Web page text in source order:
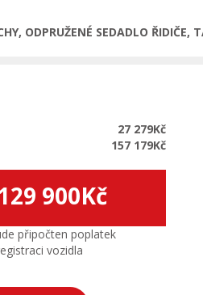
ODPRUŽENÉ SEDADLO ŘIDIČE,
27 279Kč
157 179Kč
900Kč
připočten poplatek
vozidla